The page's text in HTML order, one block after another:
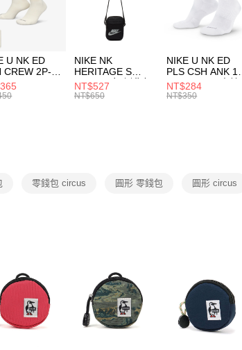
１．於結帳方式選
付」結帳頁面，進
２．訂單成立數日
３．收到繳費通
／ATM／網路銀行
※ 請注意：結帳手
絡購買商品的店家
先享後付繳納相關
交易，需依本服
４．使用「
即時審查核予不
結果請求用戶進行
５．嚴禁一人註冊
形，恩沛科技股份
每筆NT$100，
付款後門市自取
每筆NT$100，滿
U NK ED
CREW 2P-
男
襪
NIKE NK
HERITAGE S
SMIT 男女 側背包
BA5871010
NT$527
NT$650
NIKE U NK ED
PLS CSH ANK
144 DBL 男 中統
襪 DH4058104
NT$284
NT$350
零錢包 circus 圓形 零錢包 圓形 circus